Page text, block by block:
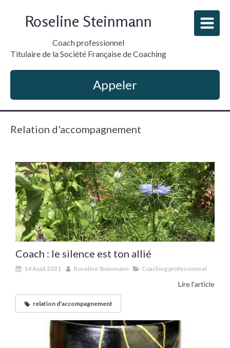
Roseline Steinmann
Coach professionnel
Titulaire de la Société Française de Coaching
Appeler
Relation d'accompagnement
Coach : le silence est ton allié
14 Août 2021 Roseline Steinmann Coaching professionnel
Lire l'article
relation d'accompagnement